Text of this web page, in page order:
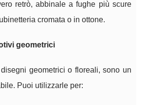
retrò, abbinale a fughe più scure
cromata o in ottone.
geometrici
geometrici o floreali, sono un
Puoi utilizzarle per: